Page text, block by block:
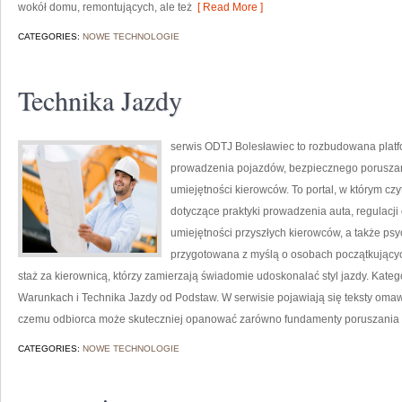
wokół domu, remontujących, ale też [ Read More ]
CATEGORIES: NOWE TECHNOLOGIE
Technika Jazdy
serwis ODTJ Bolesławiec to rozbudowana
prowadzenia pojazdów, bezpiecznego
umiejętności kierowców. To portal, w którym
dotyczące praktyki prowadzenia auta,
umiejętności przyszłych kierowców, a także
przygotowana z myślą o osobach
staż za kierownicą, którzy zamierzają świadomie udoskonalać styl jazdy.
Warunkach i Technika Jazdy od Podstaw. W serwisie pojawiają się teksty
czemu odbiorca może skuteczniej opanować zarówno fundamenty poruszania
CATEGORIES: NOWE TECHNOLOGIE